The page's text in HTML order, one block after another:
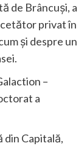
de Brâncuși, a
privat în
și despre un
–
a
din Capitală,